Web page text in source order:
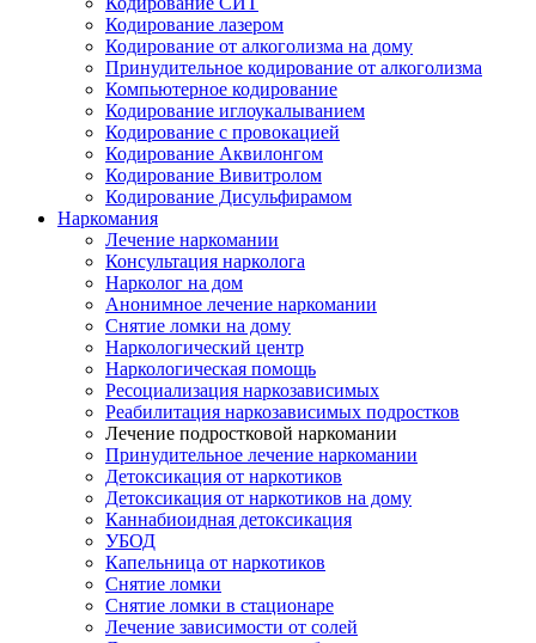
Кодирование лазером
Кодирование от алкоголизма на дому
Принудительное кодирование от алкоголизма
Компьютерное кодирование
Кодирование иглоукалыванием
Кодирование с провокацией
Кодирование Аквилонгом
Кодирование Вивитролом
Кодирование Дисульфирамом
Наркомания
Лечение наркомании
Консультация нарколога
Нарколог на дом
Анонимное лечение наркомании
Снятие ломки на дому
Наркологический центр
Наркологическая помощь
Ресоциализация наркозависимых
Реабилитация наркозависимых подростков
Лечение подростковой наркомании
Принудительное лечение наркомании
Детоксикация от наркотиков
Детоксикация от наркотиков на дому
Каннабиоидная детоксикация
УБОД
Капельница от наркотиков
Снятие ломки
Снятие ломки в стационаре
Лечение зависимости от солей